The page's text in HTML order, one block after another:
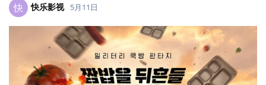
快 快乐影视 5月11日